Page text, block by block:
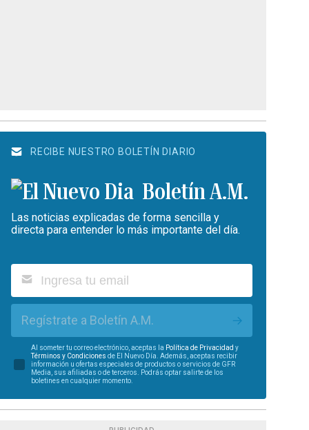
RECIBE NUESTRO BOLETÍN DIARIO
Boletín A.M.
Las noticias explicadas de forma sencilla y
directa para entender lo más importante del día.
Regístrate a Boletín A.M.
Al someter tu correo electrónico, aceptas la Política de Privacidad y
Términos y Condiciones de El Nuevo Día. Además, aceptas recibir
información u ofertas especiales de productos o servicios de GFR
Media, sus afiliadas o de terceros. Podrás optar salirte de los
boletines en cualquier momento.